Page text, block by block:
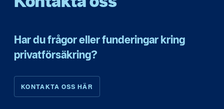
Har du frågor eller funderingar kring
privatförsäkring?
KONTAKTA OSS HÄR